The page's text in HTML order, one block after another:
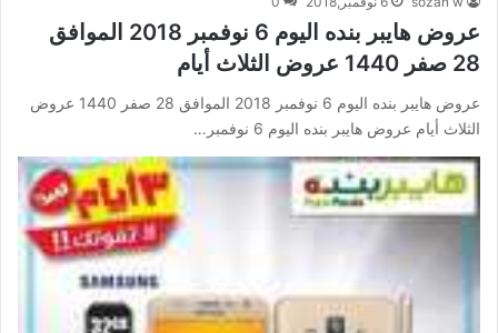
عروض هايبر بنده اليوم 6 نوفمبر 2018 الموافق
28 صفر 1440 عروض الثلاث أيام
عروض هايبر بنده اليوم 6 نوفمبر 2018 الموافق 28 صفر 1440 عروض
الثلاث أيام عروض هايبر بنده اليوم 6 نوفمبر…